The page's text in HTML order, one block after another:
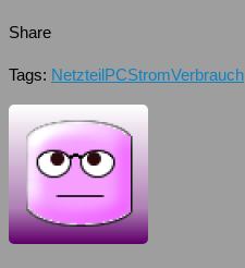
Share
Tags: NetzteilPCStromVerbrauch